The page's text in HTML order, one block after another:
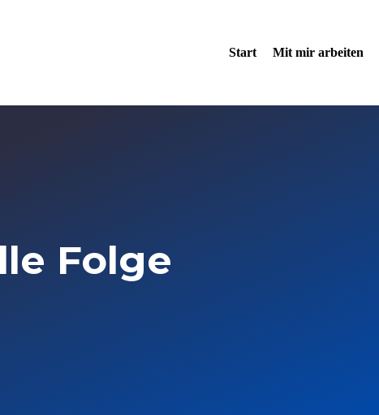
Start Mit mir arbeiten
Folge